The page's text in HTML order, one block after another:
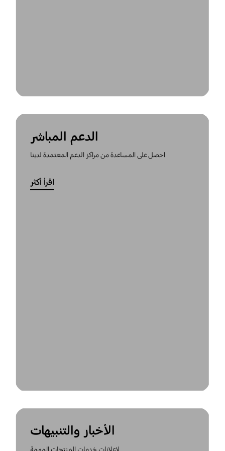
الدعم المباشر
احصل على المساعدة من مراكز الدعم المعتمدة لدينا
اقرأ أكثر
الأخبار والتنبيهات